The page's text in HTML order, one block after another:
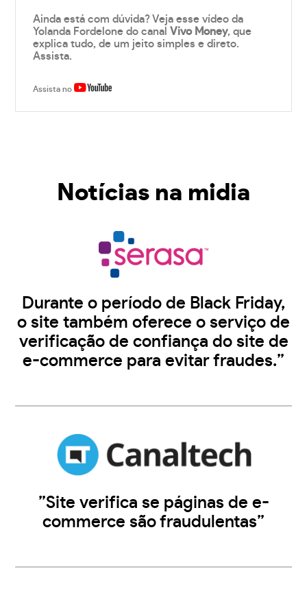
Ainda está com dúvida? Veja esse vídeo da
Yolanda Fordelone do canalVivo Money, que
explica tudo, de um jeito simples e direto.
Assista.
Assista no
Notícias na midia
Durante o período de Black Friday,
o site também oferece o serviço de
verificação de confiança do site de
e-commerce para evitar fraudes.”
”Site verifica se páginas de e-
commerce são fraudulentas”